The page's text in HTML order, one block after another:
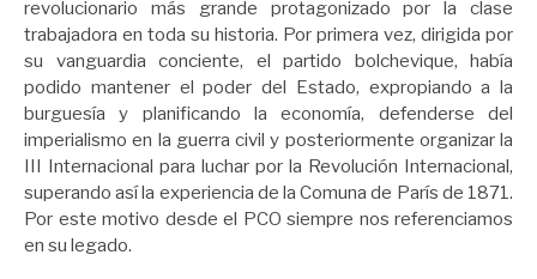
revolucionario más grande protagonizado por la clase
trabajadora en toda su historia. Por primera vez, dirigida por
su vanguardia conciente, el partido bolchevique, había
podido mantener el poder del Estado, expropiando a la
burguesía y planificando la economía, defenderse del
imperialismo en la guerra civil y posteriormente organizar la
III Internacional para luchar por la Revolución Internacional,
superando así la experiencia de la Comuna de París de 1871.
Por este motivo desde el PCO siempre nos referenciamos
en su legado.